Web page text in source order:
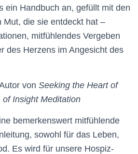
ein Handbuch an, gefüllt mit den
Mut, die sie entdeckt hat –
mitfühlendes Vergeben
des Herzens im Angesicht des
von Seeking the Heart of
Insight Meditation
bemerkenswert mitfühlende
sowohl für das Leben,
Es wird für unsere Hospiz-